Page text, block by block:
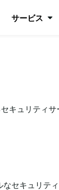
サービス
キュリティ
セキュリテ